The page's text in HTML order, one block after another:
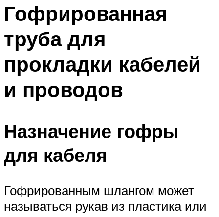
Гофрированная
труба для
прокладки кабелей
и проводов
Назначение гофры
для кабеля
Гофрированным шлангом может
называться рукав из пластика или